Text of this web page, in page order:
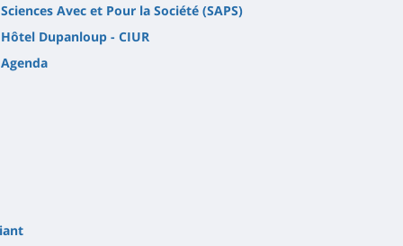
Sciences Avec et Pour la Société (SAPS)
Hôtel Dupanloup - CIUR
Agenda